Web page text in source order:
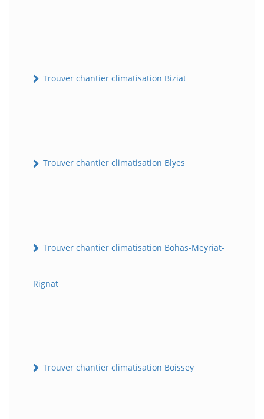
Trouver chantier climatisation Biziat
Trouver chantier climatisation Blyes
Trouver chantier climatisation Bohas-Meyriat-
Rignat
Trouver chantier climatisation Boissey